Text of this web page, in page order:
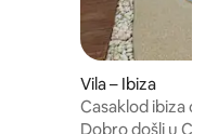
Vila – Ibiza
Casaklod ibiza
Dobro došli u